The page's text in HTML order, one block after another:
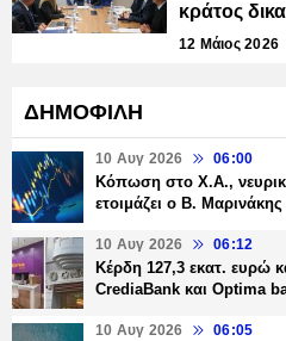
κράτος
12 Μάιος 2026
ΔΗΜΟΦΙΛΗ
10 Αυγ 2026 06:00
Κόπωση στο Χ.Α.,
ετοιμάζει ο Β. Μαρινάκης
10 Αυγ 2026 06:12
Κέρδη 127,3 εκατ. ευρώ
CrediaBank και Optima
10 Αυγ 2026 06:05